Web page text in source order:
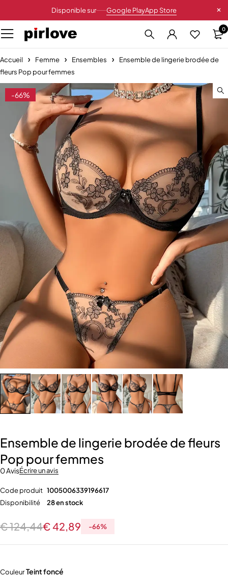
Disponible sur Google PlayApp Store
0
Accueil Femme Ensembles
Ensemble de lingerie brodée de
fleurs Pop pour femmes
-66%
Ensemble de lingerie brodée de fleurs
Pop pour femmes
0 AvisÉcrire un avis
Code produit 1005006339196617
Disponibilité
28 en stock
€124,44€42,89 -66%
CouleurTeint foncé